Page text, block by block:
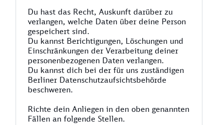
Du hast das Recht, Auskunft darüber zu
verlangen, welche Daten über deine Person
gespeichert sind.
Du kannst Berichtigungen, Löschungen und
Einschränkungen der Verarbeitung deiner
personenbezogenen Daten verlangen.
Du kannst dich bei der für uns zuständigen
Berliner Datenschutzaufsichtsbehörde
beschweren.
Richte dein Anliegen in den oben genannten
Fällen an folgende Stellen.